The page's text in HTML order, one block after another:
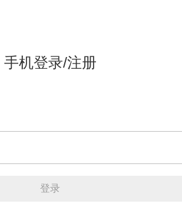
手机登录/注册
登录